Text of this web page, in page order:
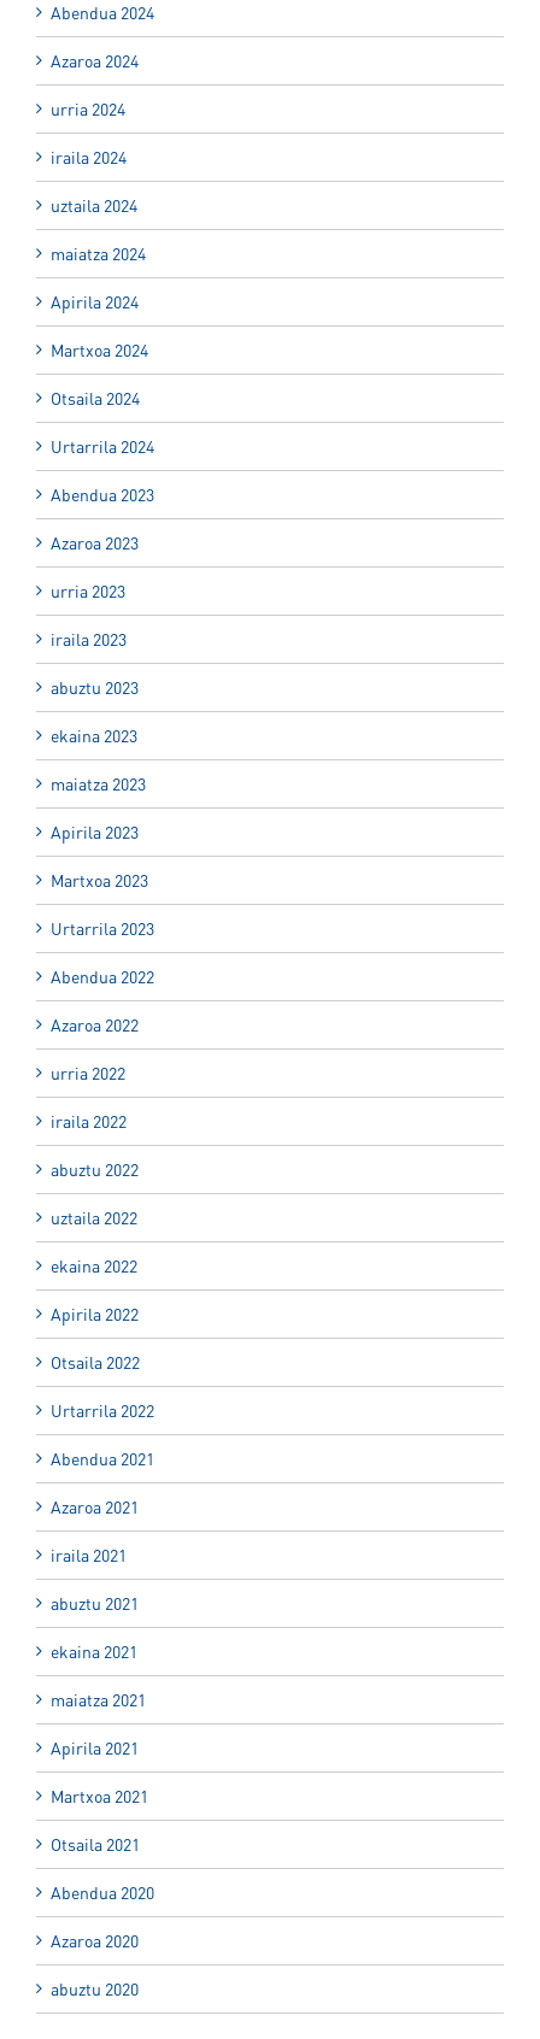
Abendua 2024
Azaroa 2024
urria 2024
iraila 2024
uztaila 2024
maiatza 2024
Apirila 2024
Martxoa 2024
Otsaila 2024
Urtarrila 2024
Abendua 2023
Azaroa 2023
urria 2023
iraila 2023
abuztu 2023
ekaina 2023
maiatza 2023
Apirila 2023
Martxoa 2023
Urtarrila 2023
Abendua 2022
Azaroa 2022
urria 2022
iraila 2022
abuztu 2022
uztaila 2022
ekaina 2022
Apirila 2022
Otsaila 2022
Urtarrila 2022
Abendua 2021
Azaroa 2021
iraila 2021
abuztu 2021
ekaina 2021
maiatza 2021
Apirila 2021
Martxoa 2021
Otsaila 2021
Abendua 2020
Azaroa 2020
abuztu 2020